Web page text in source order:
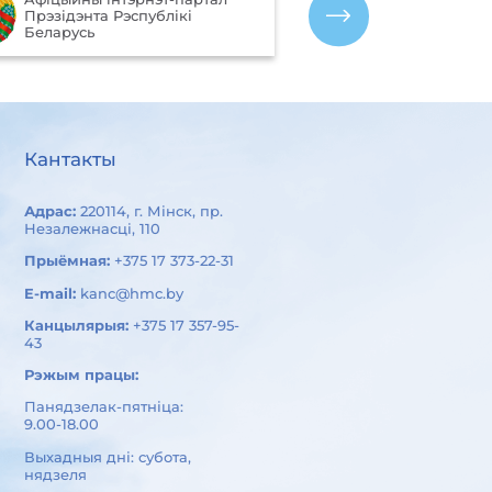
Прэзiдэнта Рэспублiкi
Беларусь
Кантакты
Адрас: 220114, г. Мінск, пр.
Незалежнасці, 110
Прыёмная: +375 17 373-22-31
E-mail: kanc@hmc.by
Канцылярыя: +375 17 357-95-
43
Рэжым працы:
Панядзелак-пятніца:
9.00-18.00
Выхадныя дні: субота,
нядзеля